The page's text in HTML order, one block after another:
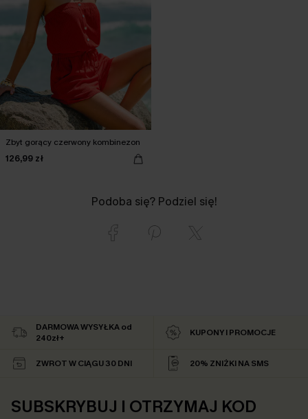
Zbyt gorący czerwony kombinezon
126,99 zł
Podoba się? Podziel się!
DARMOWA WYSYŁKA od
240zł+
KUPONY I PROMOCJE
ZWROT W CIĄGU 30 DNI 20% ZNIŻKI NA SMS
SUBSKRYBUJ I OTRZYMAJ KOD